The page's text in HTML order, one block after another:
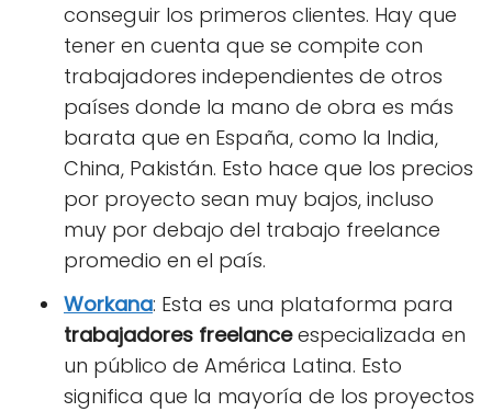
conseguir los primeros clientes. Hay que
tener en cuenta que se compite con
trabajadores independientes de otros
países donde la mano de obra es más
barata que en España, como la India,
China, Pakistán. Esto hace que los precios
por proyecto sean muy bajos, incluso
muy por debajo del trabajo freelance
promedio en el país.
Workana: Esta es una plataforma para
trabajadores freelanceespecializada en
un público de América Latina. Esto
significa que la mayoría de los proyectos